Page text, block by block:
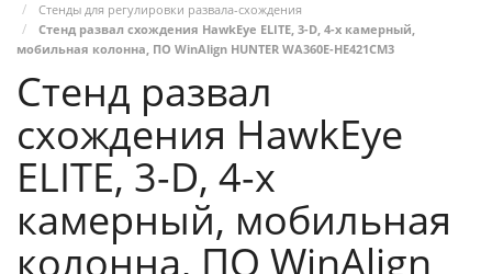
Стенды для регулировки развала-схождения
Стенд развал схождения HawkEye ELITE, 3-D, 4-х камерный,
мобильная колонна, ПО WinAlign HUNTER WA360E-HE421CM3
Стенд развал
схождения HawkEye
ELITE, 3-D, 4-х
камерный, мобильная
колонна, ПО WinAlign